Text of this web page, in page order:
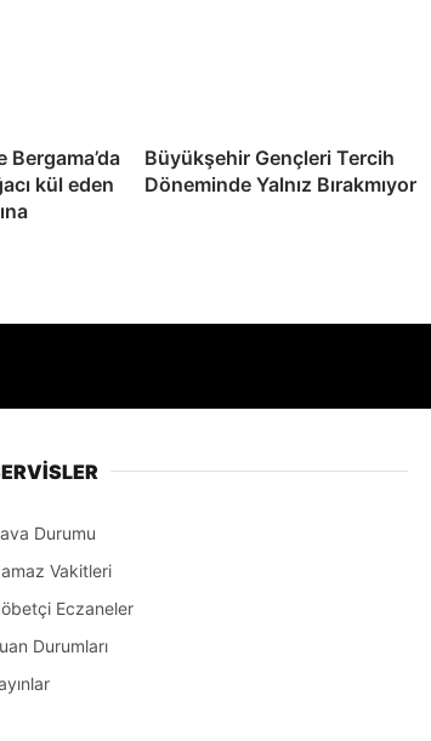
Bergama’da
kül eden
Büyükşehir Gençleri Tercih
Döneminde Yalnız Bırakmıyor
Durumu
Vakitleri
Eczaneler
Durumları